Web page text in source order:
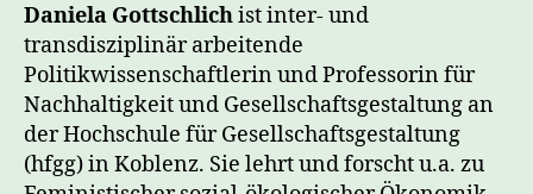
Daniela Gottschlichist inter- und
transdisziplinär arbeitende
Politikwissenschaftlerin und Professorin für
Nachhaltigkeit und Gesellschaftsgestaltung an
der Hochschule für Gesellschaftsgestaltung
(hfgg) in Koblenz. Sie lehrt und forscht u.a. zu